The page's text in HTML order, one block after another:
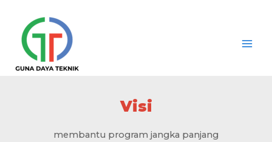
content
Visi
membantu program jangka panjang